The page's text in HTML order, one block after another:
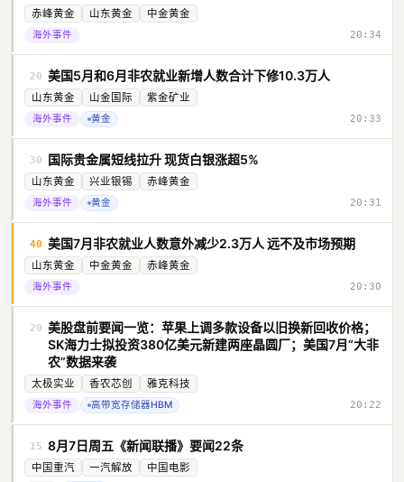
赤峰黄金 山东黄金 中金黄金
海外事件 20:34
20 美国5月和6月非农就业新增人数合计下修10.3万人
山东黄金 山金国际 紫金矿业
海外事件 黄金 20:33
30 国际贵金属短线拉升 现货白银涨超5%
山东黄金 兴业银锡 赤峰黄金
海外事件 黄金 20:31
40 美国7月非农就业人数意外减少2.3万人 远不及市场预期
山东黄金 中金黄金 赤峰黄金
海外事件 20:30
20 美股盘前要闻一览：苹果上调多款设备以旧换新回收价格；
SK海力士拟投资380亿美元新建两座晶圆厂；美国7月“大非
农”数据来袭
太极实业 香农芯创 雅克科技
海外事件 高带宽存储器HBM 20:22
15 8月7日周五《新闻联播》要闻22条
中国重汽 一汽解放 中国电影